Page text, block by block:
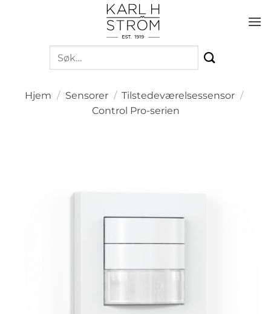
Søk
etter:
Hjem / Sensorer / Tilstedeværelsessensor /
Control Pro-serien